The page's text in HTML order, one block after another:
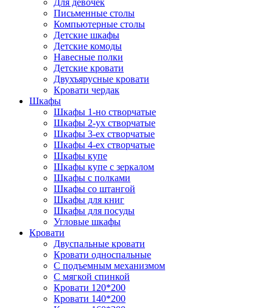
Для девочек
Письменные столы
Компьютерные столы
Детские шкафы
Детские комоды
Навесные полки
Детские кровати
Двухъярусные кровати
Кровати чердак
Шкафы
Шкафы 1-но створчатые
Шкафы 2-ух створчатые
Шкафы 3-ех створчатые
Шкафы 4-ех створчатые
Шкафы купе
Шкафы купе с зеркалом
Шкафы с полками
Шкафы со штангой
Шкафы для книг
Шкафы для посуды
Угловые шкафы
Кровати
Двуспальные кровати
Кровати односпальные
С подъемным механизмом
С мягкой спинкой
Кровати 120*200
Кровати 140*200